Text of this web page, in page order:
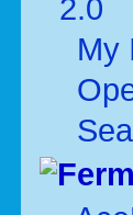
2.0
My